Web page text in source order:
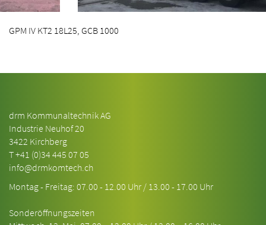
GPM IV KT2 18L25, GCB 1000
drm Kommunaltechnik AG
Industrie Neuhof 20
3422 Kirchberg
T+41 (0)34 445 07 05
info@drmkomtech.ch
Montag - Freitag: 07.00 - 12.00 Uhr / 13.00 - 17.00 Uhr
Sonderöffnungszeiten